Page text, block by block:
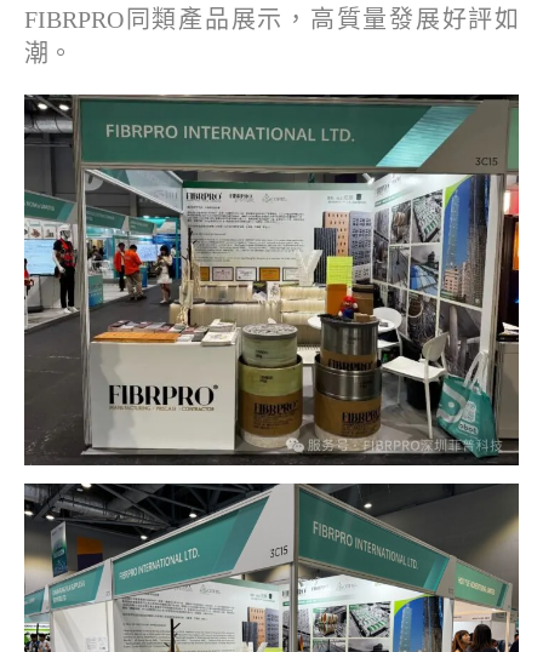
FIBRPRO同類產品展示，高質量發展好評如
潮。